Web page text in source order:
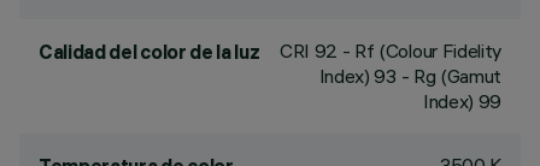
Calidad del color de la luz CRI 92 - Rf (Colour Fidelity
Index) 93 - Rg (Gamut
Index) 99